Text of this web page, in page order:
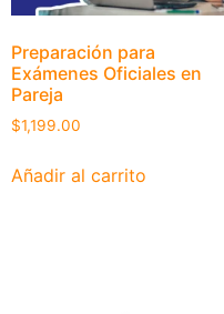
Preparación para
Exámenes Oficiales en
Pareja
$1,199.00
Añadir al carrito